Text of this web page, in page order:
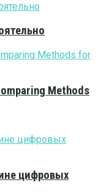
Methods
цифровых